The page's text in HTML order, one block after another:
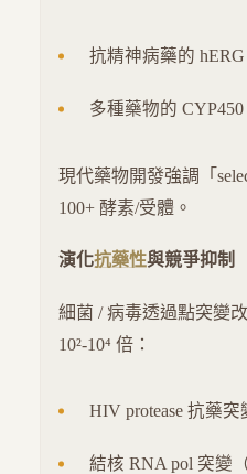
抗精神病藥的
多種藥物的
現代藥物開發強調「
100+ 酵素/受體。
演化抗藥性與競爭抑制
細菌 / 病毒透過點突變
10²-10⁴ 倍：
HIV protease 抗藥突
結核 RNA pol 突變